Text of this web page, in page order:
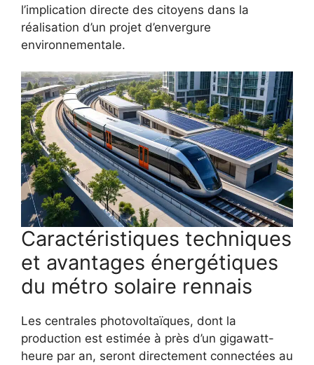
l’implication directe des citoyens dans la
réalisation d’un projet d’envergure
environnementale.
Caractéristiques techniques
et avantages énergétiques
du métro solaire rennais
Les centrales photovoltaïques, dont la
production est estimée à près d’un gigawatt-
heure par an, seront directement connectées au